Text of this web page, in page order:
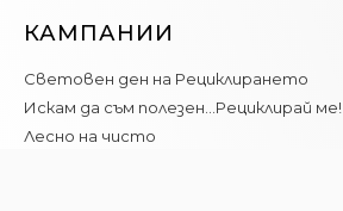
КАМПАНИИ
Световен ден на Рециклирането
Искам да съм полезен…Рециклирай ме!
Лесно на чисто